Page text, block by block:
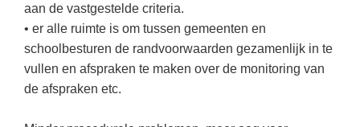
Kleurplaten
Mediawijsheid
Nieuws
MEER...
Kruiswoordpuzzels
Onderwijslonen
aan de vastgestelde criteria.
• er alle ruimte is om tussen gemeenten en
schoolbesturen de randvoorwaarden gezamenlijk in te
vullen en afspraken te maken over de monitoring van
de afspraken etc.